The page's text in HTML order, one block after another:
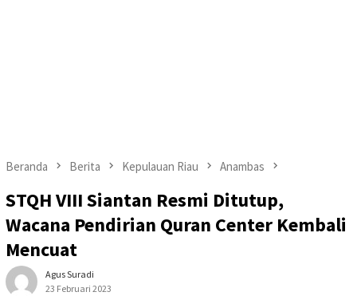
Beranda Berita Kepulauan Riau Anambas
STQH VIII Siantan Resmi Ditutup,
Wacana Pendirian Quran Center Kembali
Mencuat
Agus Suradi
23 Februari 2023